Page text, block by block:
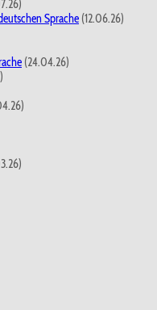
Sprache (12.06.26)
(24.04.26)